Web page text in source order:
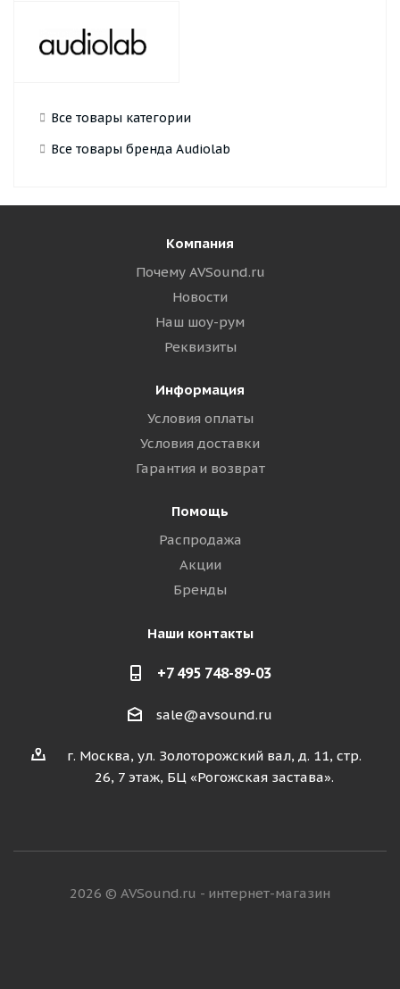
Все товары категории
Все товары бренда Audiolab
Компания
Почему AVSound.ru
Новости
Наш шоу-рум
Реквизиты
Информация
Условия оплаты
Условия доставки
Гарантия и возврат
Помощь
Распродажа
Акции
Бренды
Наши контакты
+7 495 748-89-03
sale@avsound.ru
г. Москва, ул. Золоторожский вал, д. 11, стр.
26, 7 этаж, БЦ «Рогожская застава».
2026 © AVSound.ru - интернет-магазин